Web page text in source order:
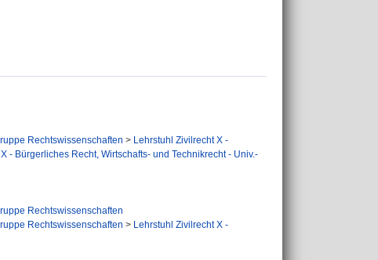
Rechtswissenschaften > Lehrstuhl Zivilrecht X -
- Bürgerliches Recht, Wirtschafts- und Technikrecht - Univ.-
Rechtswissenschaften
Rechtswissenschaften > Lehrstuhl Zivilrecht X -